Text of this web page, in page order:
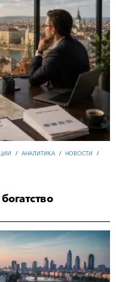
/ АНАЛИТИКА / НОВОСТИ /